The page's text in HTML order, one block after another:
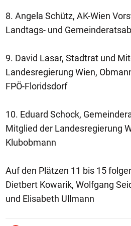
8. Angela Schütz, AK-Wien
Landtags- und
9. David Lasar, Stadtrat und
Landesregierung Wien,
FPÖ-Floridsdorf
10. Eduard Schock,
Mitglied der Landesregierung
Klubobmann
Auf den Plätzen 11 bis 15
Dietbert Kowarik, Wolfgang
und Elisabeth Ullmann